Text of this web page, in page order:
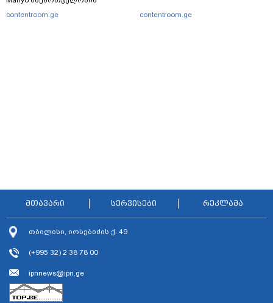
contentroom.ge
contentroom.ge
მთავარი სერვისები რეკლამა
თბილისი, იოსებიძის ქ. 49
(+995 32) 2 38 78 00
ipnnews@ipn.ge